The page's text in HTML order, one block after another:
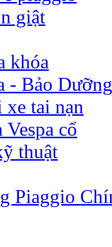
giật
khóa
- Bảo
xe tai nạn
Vespa cổ
thuật
Piaggio